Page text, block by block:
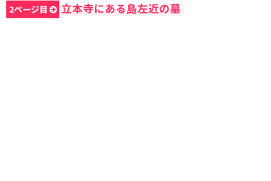
2ページ目 立本寺にある島左近の墓